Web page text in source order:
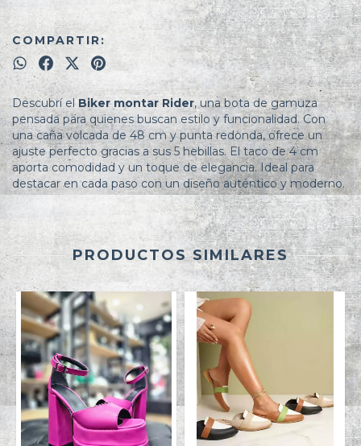
COMPARTIR:
Descubrí el Biker montar Rider, una bota de gamuza
pensada para quienes buscan estilo y funcionalidad. Con
una caña volcada de 48 cm y punta redonda, ofrece un
ajuste perfecto gracias a sus 5 hebillas. El taco de 4 cm
aporta comodidad y un toque de elegancia. Ideal para
destacar en cada paso con un diseño auténtico y moderno.
PRODUCTOS SIMILARES